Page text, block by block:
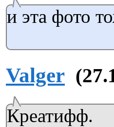
и эта фото
Valger
Креатифф.